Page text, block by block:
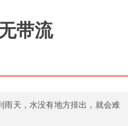
带流
雨天，水没有地方排出，就会难